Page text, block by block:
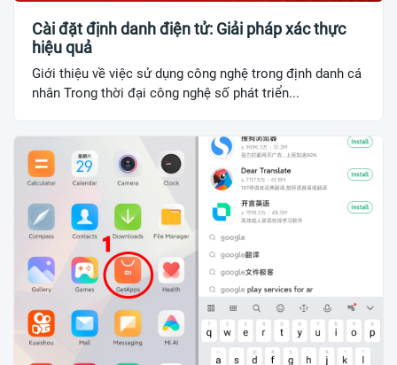
Cài đặt định danh điện tử: Giải pháp xác thực
hiệu quả
Giới thiệu về việc sử dụng công nghệ trong định danh cá
nhân Trong thời đại công nghệ số phát triển...